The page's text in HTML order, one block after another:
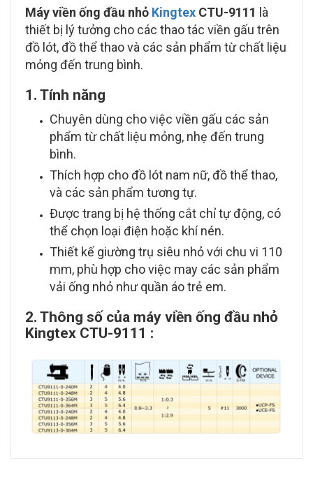
Máy viền ống đầu nhỏ Kingtex CTU-9111 là
thiết bị lý tưởng cho các thao tác viền gấu trên
đồ lót, đồ thể thao và các sản phẩm từ chất liệu
mỏng đến trung bình.
1. Tính năng
Chuyên dùng cho việc viền gấu các sản
phẩm từ chất liệu mỏng, nhẹ đến trung
bình.
Thích hợp cho đồ lót nam nữ, đồ thể thao,
và các sản phẩm tương tự.
Được trang bị hệ thống cắt chỉ tự động, có
thể chọn loại điện hoặc khí nén.
Thiết kế giường trụ siêu nhỏ với chu vi 110
mm, phù hợp cho việc may các sản phẩm
vải ống nhỏ như quần áo trẻ em.
2. Thông số của máy viền ống đầu nhỏ
Kingtex CTU-9111 :